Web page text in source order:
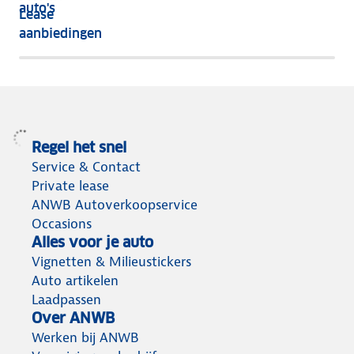
Lease
aanbiedingen
het
meeste
auto's
Regel het snel
Service & Contact
Private lease
ANWB Autoverkoopservice
Occasions
Alles voor je auto
Vignetten & Milieustickers
Auto artikelen
Laadpassen
Over ANWB
Werken bij ANWB